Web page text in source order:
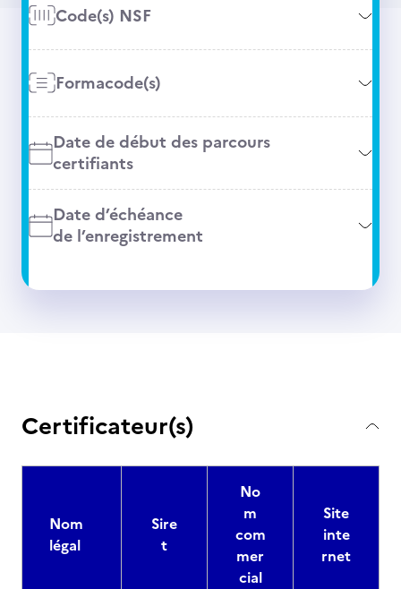
Code(s) NSF
Formacode(s)
Date de début des parcours
certifiants
Date d’échéance
de l’enregistrement
Certificateur(s)
Nom
légal
Sire
t
No
m
com
mer
cial
Site
inte
rnet